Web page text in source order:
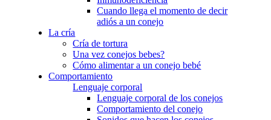
Cuando llega el momento de decir
adiós a un conejo
La cría
Cría de tortura
Una vez conejos bebes?
Cómo alimentar a un conejo bebé
Comportamiento
Lenguaje corporal
Lenguaje corporal de los conejos
Comportamiento del conejo